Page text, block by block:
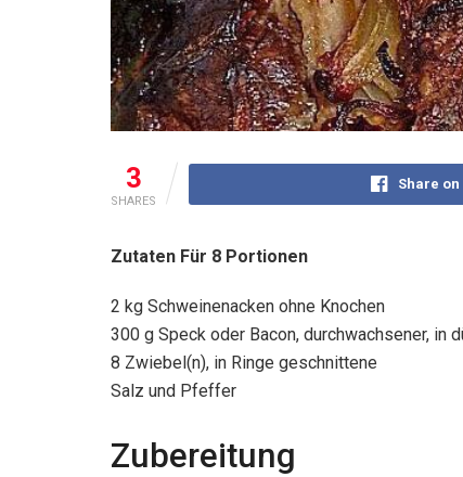
3
SHARES
Share
Zutaten Für 8 Portionen
2 kg Schweinenacken ohne Knochen
300 g Speck oder Bacon, durchwachsener, in
8 Zwiebel(n), in Ringe geschnittene
Salz und Pfeffer
Zubereitung